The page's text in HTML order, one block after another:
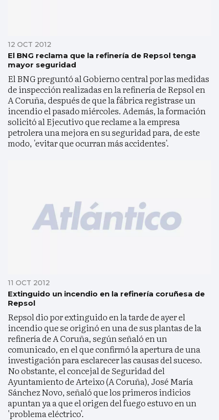
12 OCT 2012
El BNG reclama que la refinería de Repsol tenga
mayor seguridad
El BNG preguntó al Gobierno central por las medidas
de inspección realizadas en la refinería de Repsol en
A Coruña, después de que la fábrica registrase un
incendio el pasado miércoles. Además, la formación
solicitó al Ejecutivo que reclame a la empresa
petrolera una mejora en su seguridad para, de este
modo, 'evitar que ocurran más accidentes'.
11 OCT 2012
Extinguido un incendio en la refinería coruñesa de
Repsol
Repsol dio por extinguido en la tarde de ayer el
incendio que se originó en una de sus plantas de la
refinería de A Coruña, según señaló en un
comunicado, en el que confirmó la apertura de una
investigación para esclarecer las causas del suceso.
No obstante, el concejal de Seguridad del
Ayuntamiento de Arteixo (A Coruña), José María
Sánchez Novo, señaló que los primeros indicios
apuntan ya a que el origen del fuego estuvo en un
'problema eléctrico'.